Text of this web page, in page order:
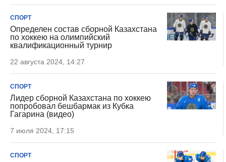
СПОРТ
Определен состав сборной Казахстана
по хоккею на олимпийский
квалификационный турнир
22 августа 2024, 14:27
СПОРТ
Лидер сборной Казахстана по хоккею
попробовал бешбармак из Кубка
Гагарина (видео)
7 июля 2024, 17:15
СПОРТ